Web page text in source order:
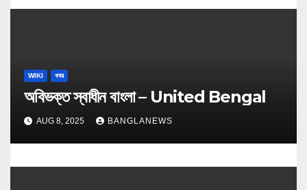
WIKI খবর
অবিভক্ত স্বাধীন বাংলা – United Bengal
AUG 8, 2025 BANGLANEWS